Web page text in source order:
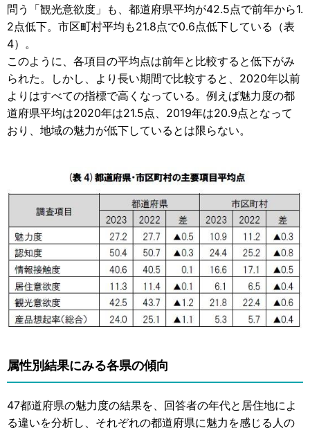
問う「観光意欲度」も、都道府県平均が42.5点で前年から1.
2点低下。市区町村平均も21.8点で0.6点低下している（表
4）。
このように、各項目の平均点は前年と比較すると低下がみ
られた。しかし、より長い期間で比較すると、2020年以前
よりはすべての指標で高くなっている。例えば魅力度の都
道府県平均は2020年は21.5点、2019年は20.9点となって
おり、地域の魅力が低下しているとは限らない。
属性別結果にみる各県の傾向
47都道府県の魅力度の結果を、回答者の年代と居住地によ
る違いを分析し、それぞれの都道府県に魅力を感じる人の